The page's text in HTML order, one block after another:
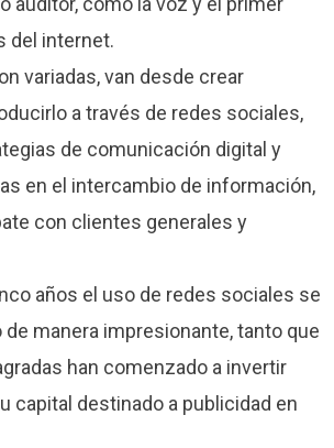
del internet.
variadas, van desde crear
a través de redes sociales,
de comunicación digital y
en el intercambio de información,
con clientes generales y
años el uso de redes sociales se
manera impresionante, tanto que
han comenzado a invertir
capital destinado a publicidad en